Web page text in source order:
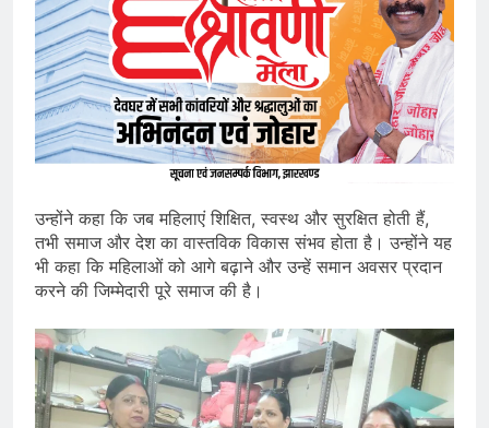
उन्होंने कहा कि जब महिलाएं शिक्षित, स्वस्थ और सुरक्षित होती हैं,
तभी समाज और देश का वास्तविक विकास संभव होता है। उन्होंने यह
भी कहा कि महिलाओं को आगे बढ़ाने और उन्हें समान अवसर प्रदान
करने की जिम्मेदारी पूरे समाज की है।